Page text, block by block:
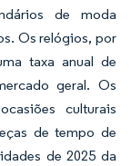
de moda
Os relógios, por
taxa anual de
geral. Os
culturais
de tempo de
de 2025 da